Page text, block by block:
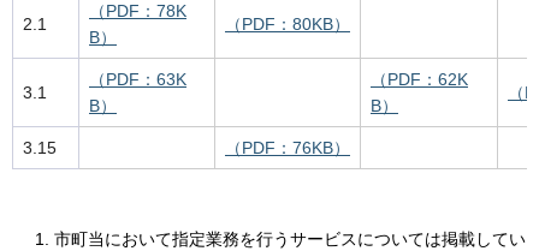
2.1
（PDF：78K
B）
（PDF：80KB）
3.1
（PDF：63K
B）
（PDF：62K
B）
（
3.15 （PDF：76KB）
市町当において指定業務を行うサービスについては掲載してい